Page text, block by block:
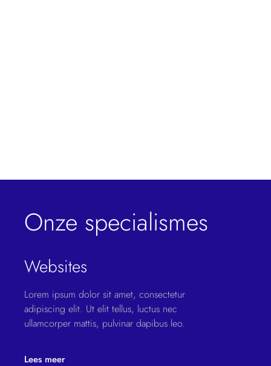
Onze specialismes
Websites
Lorem ipsum dolor sit amet, consectetur
adipiscing elit. Ut elit tellus, luctus nec
ullamcorper mattis, pulvinar dapibus leo.
Lees meer